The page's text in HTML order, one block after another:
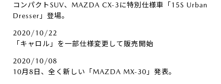
コンパクトSUV、MAZDA CX-3に特別仕様車「15S Urban
Dresser」登場。
2020/10/22
「キャロル」を一部仕様変更して販売開始
2020/10/08
10月8日、全く新しい「MAZDA MX-30」発表。